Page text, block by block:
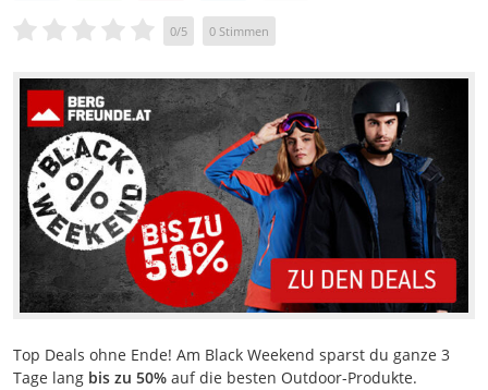
0/5 0 Stimmen
Top Deals ohne Ende! Am Black Weekend sparst du ganze 3
Tage lang bis zu 50% auf die besten Outdoor-Produkte.